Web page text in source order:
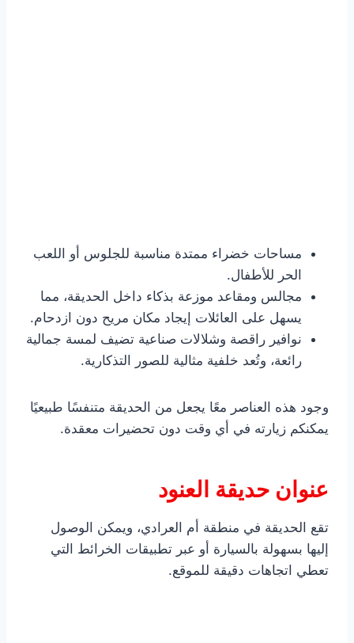
مساحات خضراء ممتدة مناسبة للجلوس أو اللعب
الحر للأطفال.
مجالس ومقاعد موزعة بذكاء داخل الحديقة، مما
يسهل على العائلات إيجاد مكان مريح دون ازدحام.
نوافير راقصة وشلالات صناعية تضيف لمسة جمالية
رائعة، وتُعد خلفية مثالية للصور التذكارية.
وجود هذه العناصر معًا يجعل من الحديقة متنفسًا طبيعيًا
يمكنكم زيارته في أي وقت دون تحضيرات معقدة.
عنوان حديقة العنود
تقع الحديقة في منطقة أم العرادي، ويمكن الوصول
إليها بسهولة بالسيارة أو عبر تطبيقات الخرائط التي
تعطي اتجاهات دقيقة للموقع.